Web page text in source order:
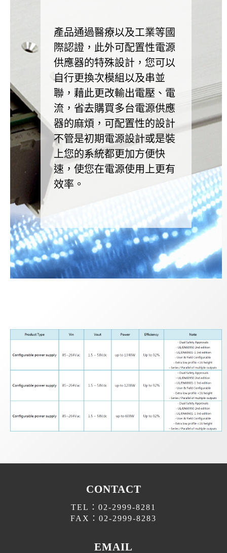
產品通過醫療以及工業等國
際認證，此外可配置性電源
供應器的特殊設計，您可以
自行更換次模組以及串並
聯，藉此更改輸出電壓、電
流，省去購買多台電源供應
器的麻煩，可配置性的設計
不管是初期電源設計或是裝
上您的系統都更加方便快
速，使您在電源使用上更有
效率。
CONTACT
TEL：02-2999-8281
FAX：02-2999-8283
EMAIL